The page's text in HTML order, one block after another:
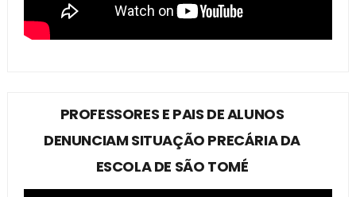
PROFESSORES E PAIS DE ALUNOS
DENUNCIAM SITUAÇÃO PRECÁRIA DA
ESCOLA DE SÃO TOMÉ